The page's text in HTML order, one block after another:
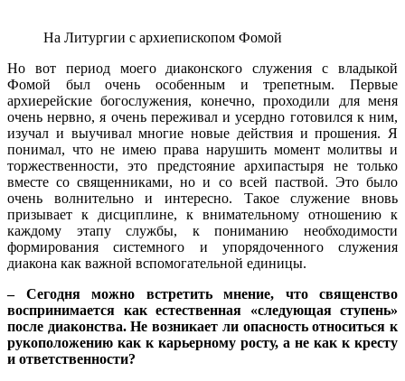
На Литургии с архиепископом Фомой
Но вот период моего диаконского служения с владыкой
Фомой был очень особенным и трепетным. Первые
архиерейские богослужения, конечно, проходили для меня
очень нервно, я очень переживал и усердно готовился к ним,
изучал и выучивал многие новые действия и прошения. Я
понимал, что не имею права нарушить момент молитвы и
торжественности, это предстояние архипастыря не только
вместе со священниками, но и со всей паствой. Это было
очень волнительно и интересно. Такое служение вновь
призывает к дисциплине, к внимательному отношению к
каждому этапу службы, к пониманию необходимости
формирования системного и упорядоченного служения
диакона как важной вспомогательной единицы.
– Сегодня можно встретить мнение, что священство
воспринимается как естественная «следующая ступень»
после диаконства. Не возникает ли опасность относиться к
рукоположению как к карьерному росту, а не как к кресту
и ответственности?